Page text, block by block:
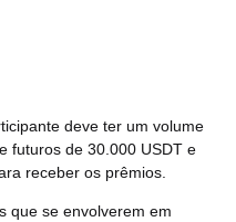
deve ter um volume
futuros de 30.000 USDT e
receber os prêmios.
que se envolverem em